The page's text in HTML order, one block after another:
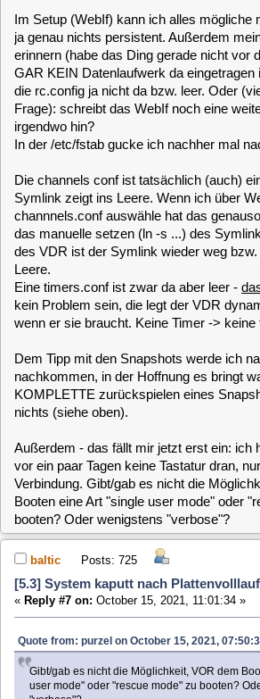
"verbose"?
Wenn das Logo zum ersten Mal erscheint, sieht
darunter eine Auswahlliste. Ist allerdings nur sehr
zu erkennen. Dort kannst Du z.B. verbose
den Snapshot-Manager.
Allerdings würde ich mir bei einem so "verquasten"
wirklich überlegen, es neu aufzusetzen. Ist
Ein vorheriger Test der Platte wäre natürlich auch
und das vorherige Wegspeichern der Daten nicht
clausmuus Posts: 21462
[5.3] System kaputt nach Plattenvolllauf?
« Reply #8 on:
Eine Neuinstallation ist nicht unbedingt nötig. Du
einfach noch einmal den 3 Jahre alten Snapshot
herstellen. Da Du inzwischen Platz geschaffen
Der Link auf die channels.conf wird beim VDR
der Configuration in der rc.config erstellt. Da diese
ist, klappt auch das Link setzen nicht.
Für die Anzeige der Datenlaufwerks-Konfiguration
rc.config nicht benötigt. Für das ändern hingegen
nichts konfiguriert werden.
Wie gesagt ist das bei der MLD nicht normal, dass
Partition für Daten genommen wird, sofern eine
Partition dafür zur Verfügung steht. Es kann aber
dieses Verhalten zeitweilig mal vorhanden war.
nicht mehr so genau.
purzel Posts: 204
[5.3] System kaputt nach Plattenvolllauf?
«Reply #9 on:October 15, 2021, 14:17:19 »
um (fast) jeden Preis vermeiden weil
Quote
Ich will natürlich - weil ich wochenlange
habe - vermeiden, "mal eben" neu zu installieren...